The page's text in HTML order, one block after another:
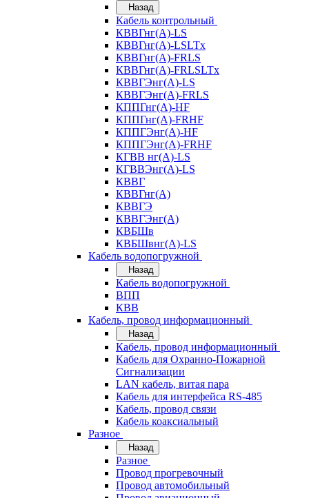
Назад
Кабель контрольный
КВВГнг(А)-LS
КВВГнг(А)-LSLTx
КВВГнг(А)-FRLS
КВВГнг(А)-FRLSLTx
КВВГЭнг(А)-LS
КВВГЭнг(А)-FRLS
КППГнг(А)-HF
КППГнг(А)-FRHF
КППГЭнг(А)-HF
КППГЭнг(А)-FRHF
КГВВ нг(А)-LS
КГВВЭнг(А)-LS
КВВГ
КВВГнг(А)
КВВГЭ
КВВГЭнг(А)
КВБШв
КВБШвнг(А)-LS
Кабель водопогружной
Назад
Кабель водопогружной
ВПП
КВВ
Кабель, провод информационный
Назад
Кабель, провод информационный
Кабель для Охранно-Пожарной
Сигнализации
LAN кабель, витая пара
Кабель для интерфейса RS-485
Кабель, провод связи
Кабель коаксиальный
Разное
Назад
Разное
Провод прогревочный
Провод автомобильный